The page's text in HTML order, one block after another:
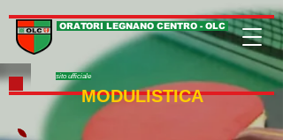
ORATORI LEGNANO CENTRO - OLC
sito ufficiale
MODULISTICA